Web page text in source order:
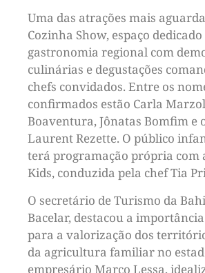
Uma das atrações mais
Cozinha Show, espaço dedicado
gastronomia regional com
culinárias e degustações
chefs convidados. Entre os
confirmados estão Carla
Boaventura, Jônatas Bomfim e
Laurent Rezette. O público
terá programação própria com
Kids, conduzida pela chef Tia
O secretário de Turismo da
Bacelar, destacou a
para a valorização dos
da agricultura familiar no
empresário Marco Lessa,